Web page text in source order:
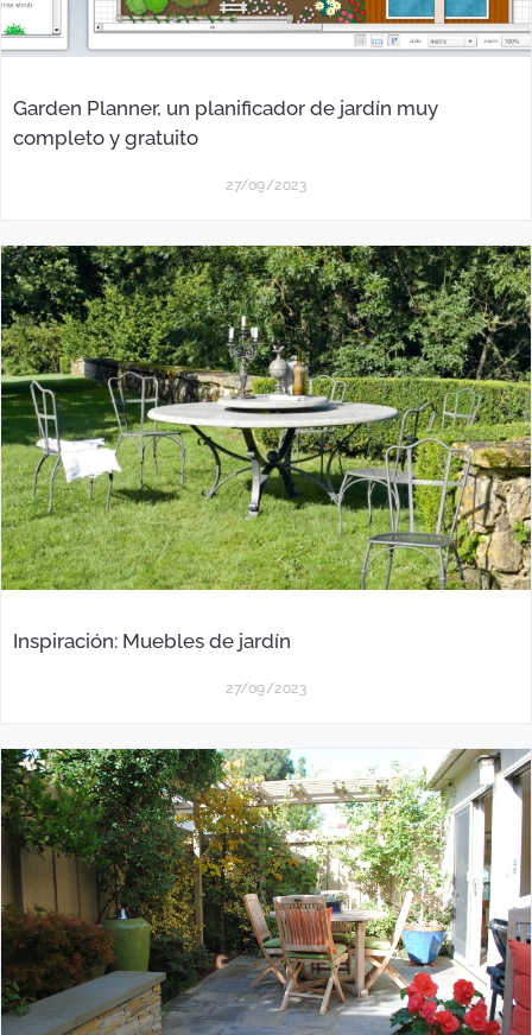
Garden Planner, un planificador de jardín muy
completo y gratuito
27/09/2023
Inspiración: Muebles de jardín
27/09/2023